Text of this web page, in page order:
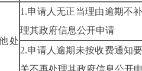
处
1.申请人无正当理由逾期不
理其政府信息公开申请
2.申请人逾期未按收费通知
关不再处理其政府信息公开